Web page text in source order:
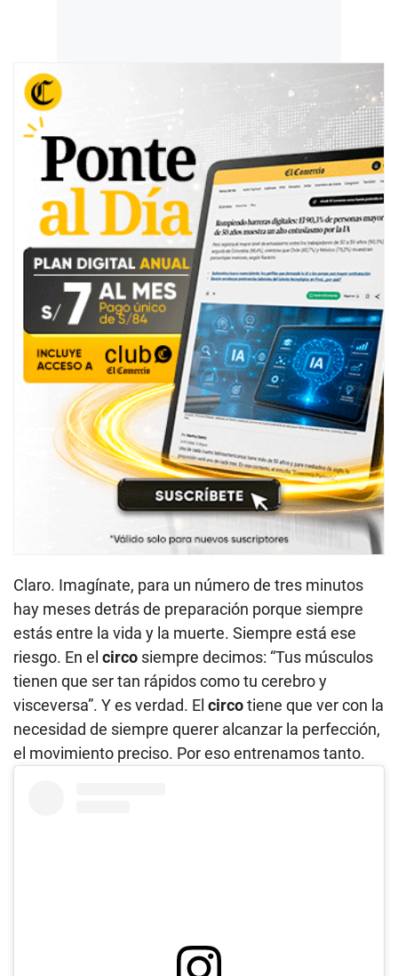
Claro. Imagínate, para un número de tres minutos
hay meses detrás de preparación porque siempre
estás entre la vida y la muerte. Siempre está ese
riesgo. En el circo siempre decimos: “Tus músculos
tienen que ser tan rápidos como tu cerebro y
visceversa”. Y es verdad. El circotiene que ver con la
necesidad de siempre querer alcanzar la perfección,
el movimiento preciso. Por eso entrenamos tanto.